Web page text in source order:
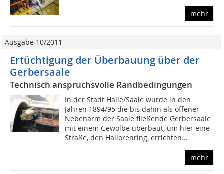
mehr
Ausgabe 10/2011
Ertüchtigung der Überbauung über der
Gerbersaale
Technisch anspruchsvolle Randbedingungen
In der Stadt Halle/Saale wurde in den
Jahren 1894/95 die bis dahin als offener
Nebenarm der Saale fließende Gerbersaale
mit einem Gewölbe überbaut, um hier eine
Straße, den Hallorenring, errichten...
mehr